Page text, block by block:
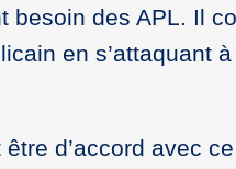
besoin des APL. Il
en s’attaquant
d’accord avec